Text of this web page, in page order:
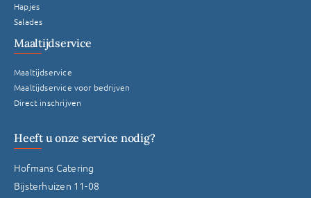
Hapjes
Salades
Maaltijdservice
Maaltijdservice
Maaltijdservice voor bedrijven
Direct inschrijven
Heeft u onze service nodig?
Hofmans Catering
Bijsterhuizen 11-08